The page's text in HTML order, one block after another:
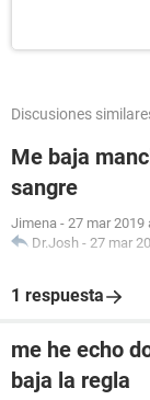
Discusiones
Me baja
sangre
Jimena - 27 mar 2019
Dr.Josh - 27 mar
1 respuesta
me he echo
baja la regla